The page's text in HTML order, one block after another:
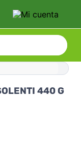
440 G